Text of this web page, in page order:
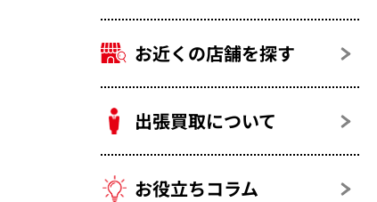
お近くの店舗を探す
出張買取について
お役立ちコラム